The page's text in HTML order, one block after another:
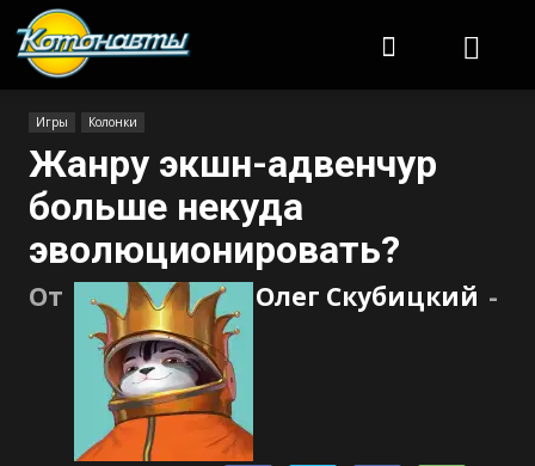
Игры Колонки
Жанру экшн-адвенчур
больше некуда
эволюционировать?
От Олег Скубицкий -